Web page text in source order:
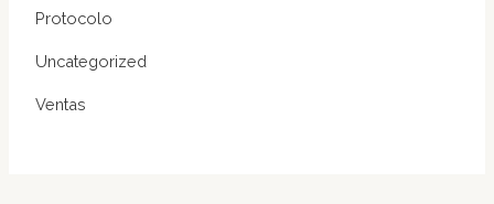
Protocolo
Uncategorized
Ventas